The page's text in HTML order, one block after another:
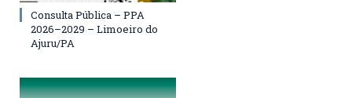
Consulta Pública – PPA
2026–2029 – Limoeiro do
Ajuru/PA